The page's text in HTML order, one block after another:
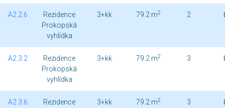
A2.2.6
Rezidence
Prokopská
vyhlídka
3+kk 79.2 m2 2
A2.3.2
Rezidence
Prokopská
vyhlídka
3+kk 79.2 m2 3
A2.3.6
Rezidence
3+kk 79.2 m2 3